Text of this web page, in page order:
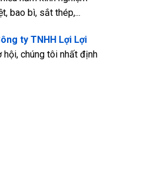
bao bì, sắt thép,...
ty TNHH Lợi Lợi
hội, chúng tôi nhất định